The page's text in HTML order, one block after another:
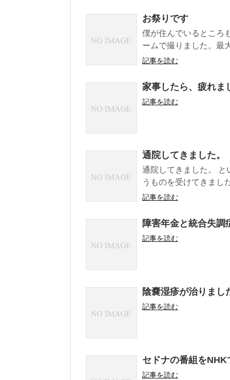
お祭りです
僕が住んでいるところ
ームで撮りました。最
記事を読む
家事したら、疲れま
記事を読む
通院してきました。
通院してきました。 と
うものを受けてきまし
記事を読む
障害年金と統合失調
記事を読む
陰嚢湿疹が治りまし
記事を読む
セドナの番組を
記事を読む